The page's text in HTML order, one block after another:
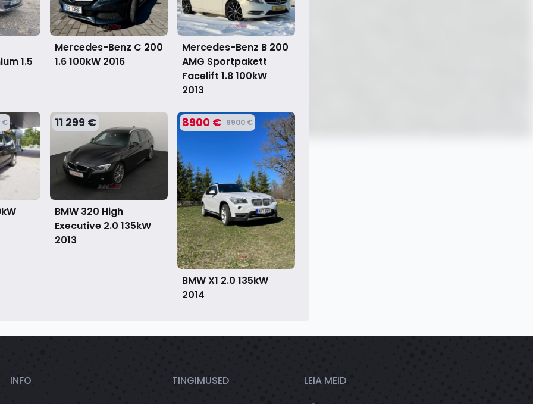
1.5
Mercedes-Benz C 200
1.6 100kW 2016
Mercedes-Benz B 200
AMG Sportpakett
Facelift 1.8 100kW
2013
€ 11 299 €
BMW 320 High
Executive 2.0 135kW
2013
8900 € 9900 €
BMW X1 2.0 135kW
2014
INFO TINGIMUSED LEIA MEID